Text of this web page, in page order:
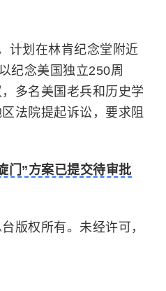
计划在林肯纪念堂附近
纪念美国独立250周
多名美国老兵和历史学
法院提起诉讼，要求阻
门”方案已提交待审批
版权所有。未经许可，